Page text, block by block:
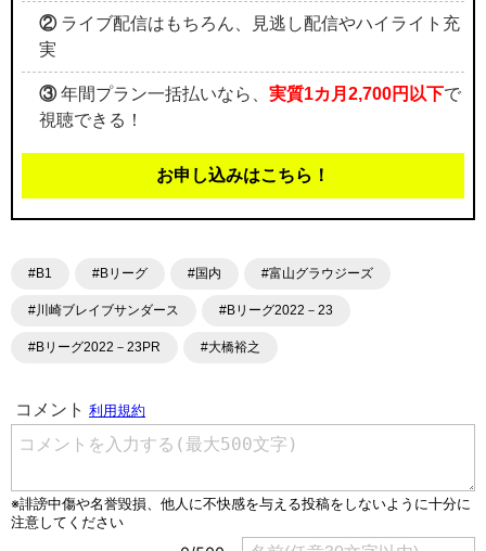
②ライブ配信はもちろん、見逃し配信やハイライト充
実
③年間プラン一括払いなら、 実質1カ月2,700円以下で
視聴できる！
お申し込みはこちら！
#B1 #Bリーグ #国内 #富山グラウジーズ
#川崎ブレイブサンダース #Bリーグ2022－23
#Bリーグ2022－23PR #大橋裕之